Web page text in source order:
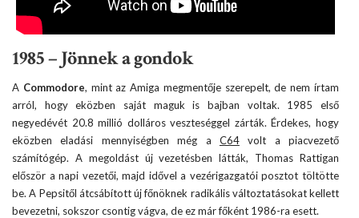
1985 – Jönnek a gondok
A Commodore, mint az Amiga megmentője szerepelt, de nem írtam
arról, hogy eközben saját maguk is bajban voltak. 1985 első
negyedévét 20.8 millió dolláros veszteséggel zárták. Érdekes, hogy
eközben eladási mennyiségben még a C64volt a piacvezető
számítógép. A megoldást új vezetésben látták, Thomas Rattigan
először a napi vezetői, majd idővel a vezérigazgatói posztot töltötte
be. A Pepsitől átcsábított új főnöknek radikális változtatásokat kellett
bevezetni, sokszor csontig vágva, de ez már főként 1986-ra esett.